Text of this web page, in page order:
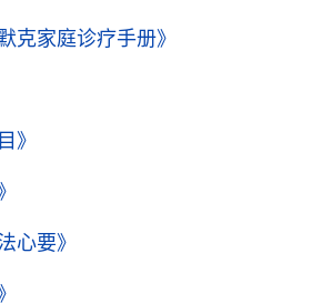
默克家庭诊疗手册》
》
心要》